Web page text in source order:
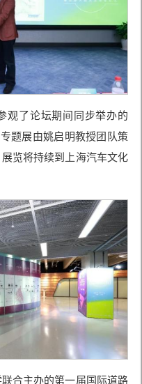
观了论坛期间同步举办的
题展由姚启明教授团队策
览将持续到上海汽车文化
合主办的第一届国际道路